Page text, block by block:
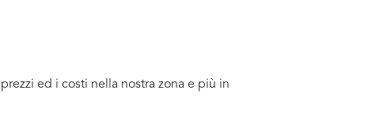
ed i costi nella nostra zona e più in